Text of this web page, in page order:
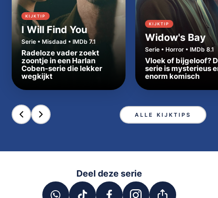
KIJKTIP
I Will Find You
Serie • Misdaad • IMDb 7.1
Radeloze vader zoekt
zoontje in een Harlan
Coben-serie die lekker
wegkijkt
KIJKTIP
Widow's Bay
Serie • Horror • IMDb 8.1
Vloek of bijgeloof?
serie is mysterieus
enorm komisch
ALLE KIJKTIPS
Deel deze serie